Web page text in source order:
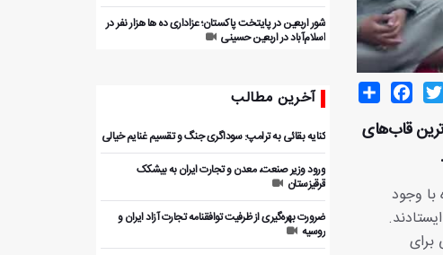
Share
Facebook
قاب‌های
با وجود
شور اربعین در پایتخت پاکستان؛ عزاداری ده ها هزار نفر در
اسلام‌آباد در اربعین حسینی
آخرین مطالب
کنایه بقائی به ترامپ: سوداگری جنگ و تقسیم غنایم خیالی
ورود وزیر صنعت، معدن و تجارت ایران به بیشکک
قرقیزستان
ضرورت بهره‌گیری از ظرفیت توافقنامه تجارت آزاد ایران و
روسیه